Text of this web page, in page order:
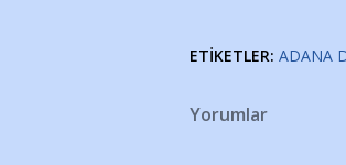
ETIKETLER: ADANA
Yorumlar